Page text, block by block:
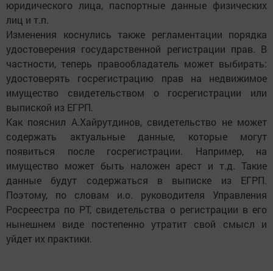
юридического лица, паспортные данные физических
лиц и т.п.
Изменения коснулись также регламентации порядка
удостоверения государственной регистрации прав. В
частности, теперь правообладатель может выбирать:
удостоверять госрегистрацию прав на недвижимое
имущество свидетельством о госрегистрации или
выпиской из ЕГРП.
Как пояснил А.Хайрутдинов, свидетельство не может
содержать актуальные данные, которые могут
появиться после госрегистрации. Например, на
имущество может быть наложен арест и т.д. Такие
данные будут содержаться в выписке из ЕГРП.
Поэтому, по словам и.о. руководителя Управления
Росреестра по РТ, свидетельства о регистрации в его
нынешнем виде постепенно утратит свой смысл и
уйдет их практики.